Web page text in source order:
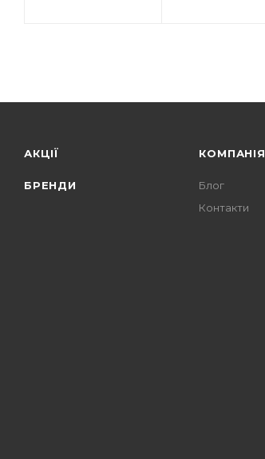
АКЦІЇ
БРЕНДИ
КОМПАНІЯ
Блог
Контакти